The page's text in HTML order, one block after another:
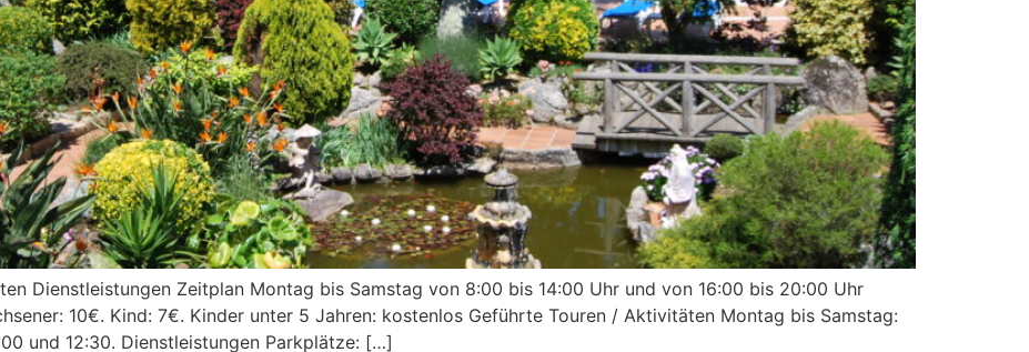
Dienstleistungen Zeitplan Montag bis Samstag von 8:00 bis 14:00 Uhr und von 16:00 bis 20:00 Uhr
10€. Kind: 7€. Kinder unter 5 Jahren: kostenlos Geführte Touren / Aktivitäten Montag bis Samstag:
und 12:30. Dienstleistungen Parkplätze: […]